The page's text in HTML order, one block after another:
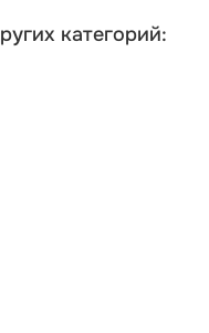
категорий: